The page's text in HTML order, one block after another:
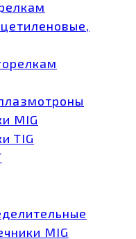
MIG
TIG
MIG